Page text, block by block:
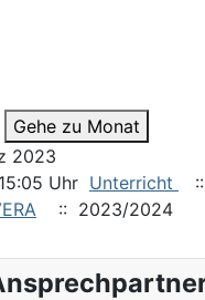
Gehe zu Monat
2023
Uhr Unterricht
:: 2023/2024